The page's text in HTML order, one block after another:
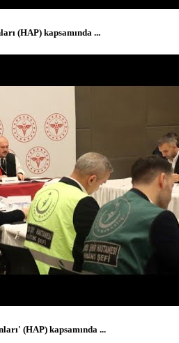
(HAP) kapsamında ...
(HAP) kapsamında ...